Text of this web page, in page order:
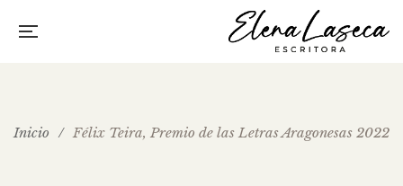
Inicio / Félix Teira, Premio de las Letras Aragonesas 2022